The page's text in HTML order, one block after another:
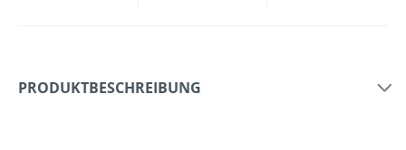
PRODUKTBESCHREIBUNG